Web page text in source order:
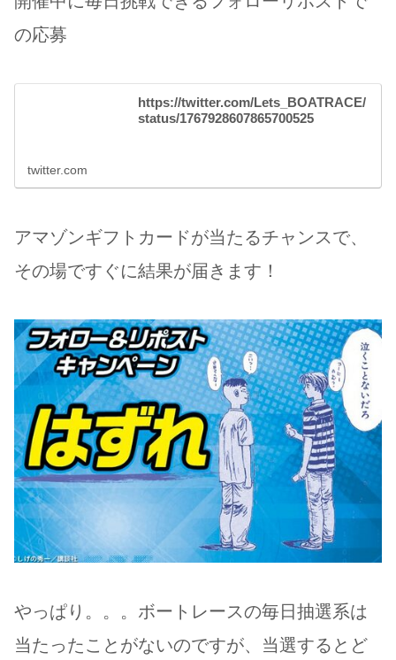
の応募
https://twitter.com/Lets_BOATRACE/
status/1767928607865700525
twitter.com
アマゾンギフトカードが当たるチャンスで、
その場ですぐに結果が届きます！
やっぱり。。。ボートレースの毎日抽選系は
当たったことがないのですが、当選するとど